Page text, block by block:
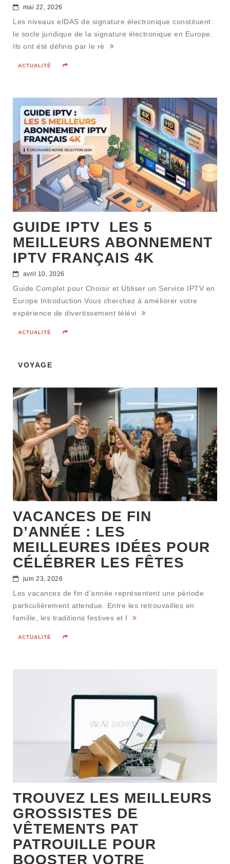
mai 22, 2026
Les niveaux eIDAS de signature électronique constituent
le socle juridique de la signature électronique en Europe.
Ils ont été définis par le rè
ACTUALITÉ
GUIDE IPTV LES 5
MEILLEURS ABONNEMENT
IPTV FRANÇAIS 4K
avril 10, 2026
Guide Complet pour Choisir et Utiliser un Service IPTV en
Europe Introduction Vous cherchez à améliorer votre
expérience de divertissement télévi
ACTUALITÉ
VOYAGE
VACANCES DE FIN
D’ANNÉE : LES
MEILLEURES IDÉES POUR
CÉLÉBRER LES FÊTES
juin 23, 2026
Les vacances de fin d’année représentent une période
particulièrement attendue. Entre les retrouvailles en
famille, les traditions festives et l
ACTUALITÉ
TROUVEZ LES MEILLEURS
GROSSISTES DE
VÊTEMENTS PAT
PATROUILLE POUR
BOOSTER VOTRE